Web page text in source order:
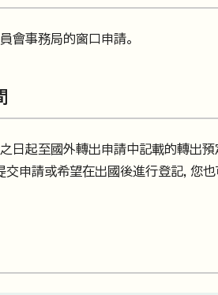
會事務局的窗口申請。
日起至國外轉出申請中記載的轉出預
交申請或希望在出國後進行登記，您